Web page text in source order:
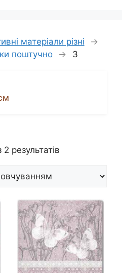
матеріали різні
→
поштучно →
3
результатів